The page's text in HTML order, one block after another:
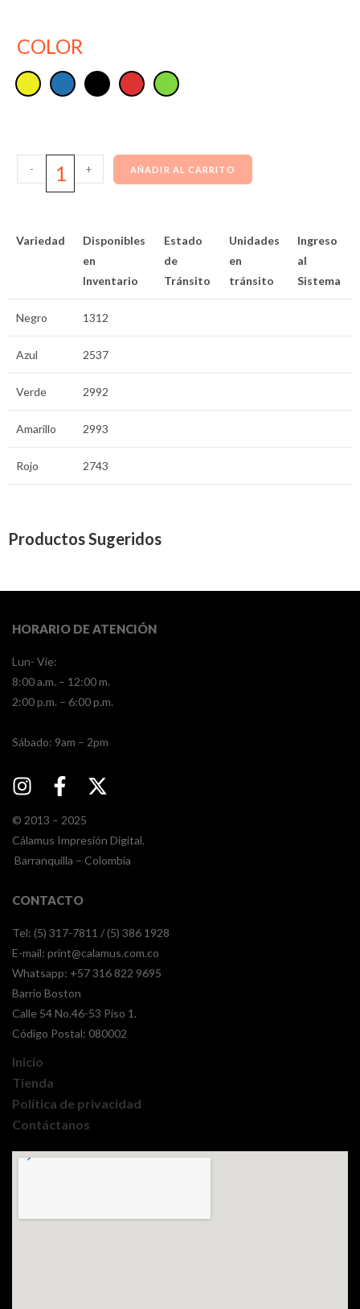
COLOR
- + AÑADIR AL CARRITO
Variedad
Disponibles
en
Inventario
Estado
de
Tránsito
Unidades
en
tránsito
Ingreso
al
Sistema
Negro 1312
Azul 2537
Verde 2992
Amarillo 2993
Rojo 2743
Productos Sugeridos
HORARIO DE ATENCIÓN
Lun- Vie:
8:00 a.m. – 12:00 m.
2:00 p.m. – 6:00 p.m.
​​Sábado: 9am – 2pm
© 2013 – 2025
Cálamus Impresión Digital.
Barranquilla – Colombia
CONTACTO
Tel: (5) 317-7811 / (5) 386 1928
E-mail: print@calamus.com.co
Whatsapp: +57 316 822 9695
Barrio Boston
Calle 54 No.46-53 Piso 1.
Código Postal: 080002
Inicio
Tienda
Política de privacidad
Contáctanos